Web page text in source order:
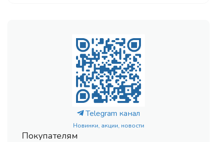
Telegram канал
Новинки, акции, новости
Покупателям